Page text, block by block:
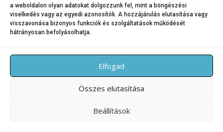
a weboldalon olyan adatokat dolgozzunk fel, mint a böngészési
viselkedés vagy az egyedi azonosítók. A hozzájárulás elutasítása vagy
visszavonása bizonyos funkciók és szolgáltatások működését
hátrányosan befolyásolhatja.
Elfogad
Összes elutasítása
Beállítások
kihívásoktól.
KATEGÓRIA:HÍREK